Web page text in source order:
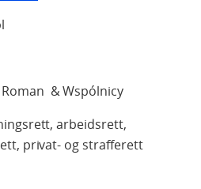
Roman & Wspólnicy
arbeidsrett,
privat- og strafferett